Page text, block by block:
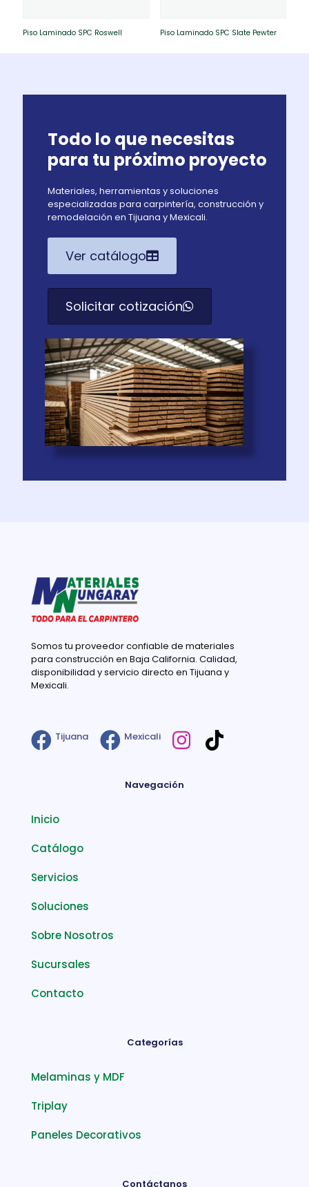
Piso Laminado SPC Roswell Piso Laminado SPC Slate Pewter
Todo lo que necesitas
para tu próximo proyecto
Materiales, herramientas y soluciones
especializadas para carpintería, construcción y
remodelación en Tijuana y Mexicali.
Ver catálogo
Solicitar cotización
Somos tu proveedor confiable de materiales
para construcción en Baja California. Calidad,
disponibilidad y servicio directo en Tijuana y
Mexicali.
Tijuana Mexicali
Navegación
Inicio
Catálogo
Servicios
Soluciones
Sobre Nosotros
Sucursales
Contacto
Categorías
Melaminas y MDF
Triplay
Paneles Decorativos
Contáctanos